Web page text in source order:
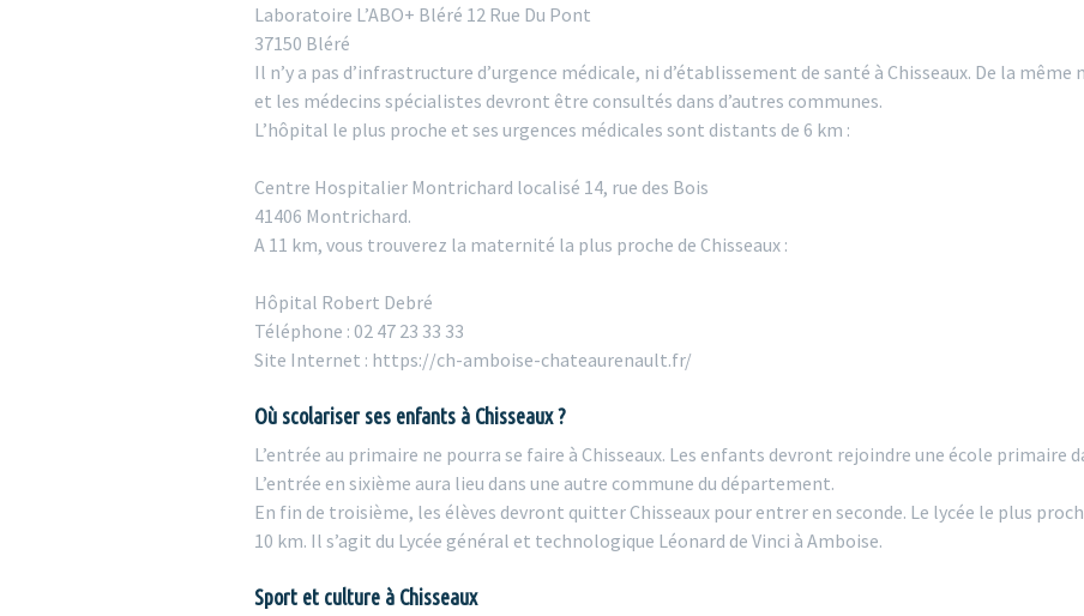
Laboratoire L’ABO+ Bléré 12 Rue Du Pont
37150 Bléré
Il n’y a pas d’infrastructure d’urgence médicale, ni d’établissement de santé à Chisseaux. De la
et les médecins spécialistes devront être consultés dans d’autres communes.
L’hôpital le plus proche et ses urgences médicales sont distants de 6 km :
Centre Hospitalier Montrichard localisé 14, rue des Bois
41406 Montrichard.
A 11 km, vous trouverez la maternité la plus proche de Chisseaux :
Hôpital Robert Debré
Téléphone : 02 47 23 33 33
Site Internet : https://ch-amboise-chateaurenault.fr/
Où scolariser ses enfants à Chisseaux ?
L’entrée au primaire ne pourra se faire à Chisseaux. Les enfants devront rejoindre une école primaire
L’entrée en sixième aura lieu dans une autre commune du département.
En fin de troisième, les élèves devront quitter Chisseaux pour entrer en seconde. Le lycée le plus
10 km. Il s’agit du Lycée général et technologique Léonard de Vinci à Amboise.
Sport et culture à Chisseaux